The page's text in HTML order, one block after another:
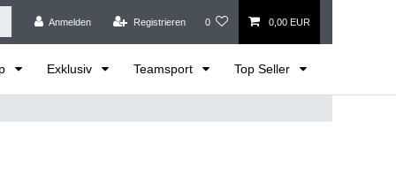
Anmelden Registrieren 0 0,00 EUR
Exklusiv Teamsport Top Seller